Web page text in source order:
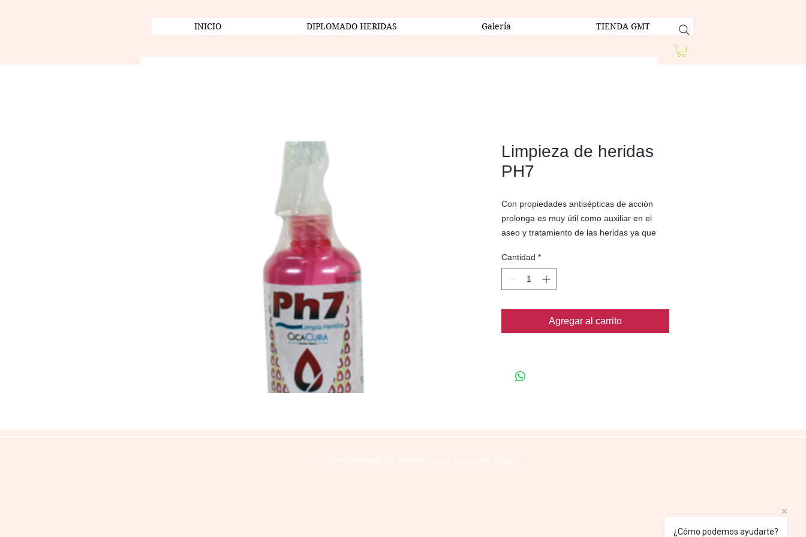
INICIO DIPLOMADO HERIDAS Galería TIENDA GMT
Limpieza de heridas
PH7
Con propiedades antisépticas de acción
prolonga es muy útil como auxiliar en el
aseo y tratamiento de las heridas ya que
acumulados en la superficie de la herida.
Actúa eliminando los puentes proteínicos de
las bacterias, hongos y virus que se
proliferación y eliminándolas por completo.
Cantidad *
Agregar al carrito
¿Cómo podemos ayudarte?